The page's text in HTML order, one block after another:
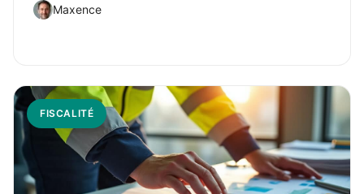
Maxence
FISCALITÉ